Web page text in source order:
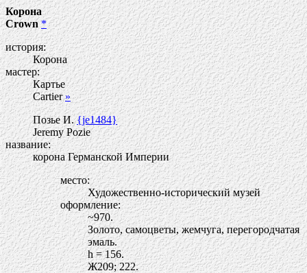
Корона
Crown *
история:
Корона
мастер:
Картье
Cartier»
Позье И.{je1484}
Jeremy Pozie
название:
корона Германской Империи
место:
Художественно-исторический музей
оформление:
~970.
Золото, самоцветы, жемчуга, перегородчатая
эмаль.
h = 156.
Ж209; 222.